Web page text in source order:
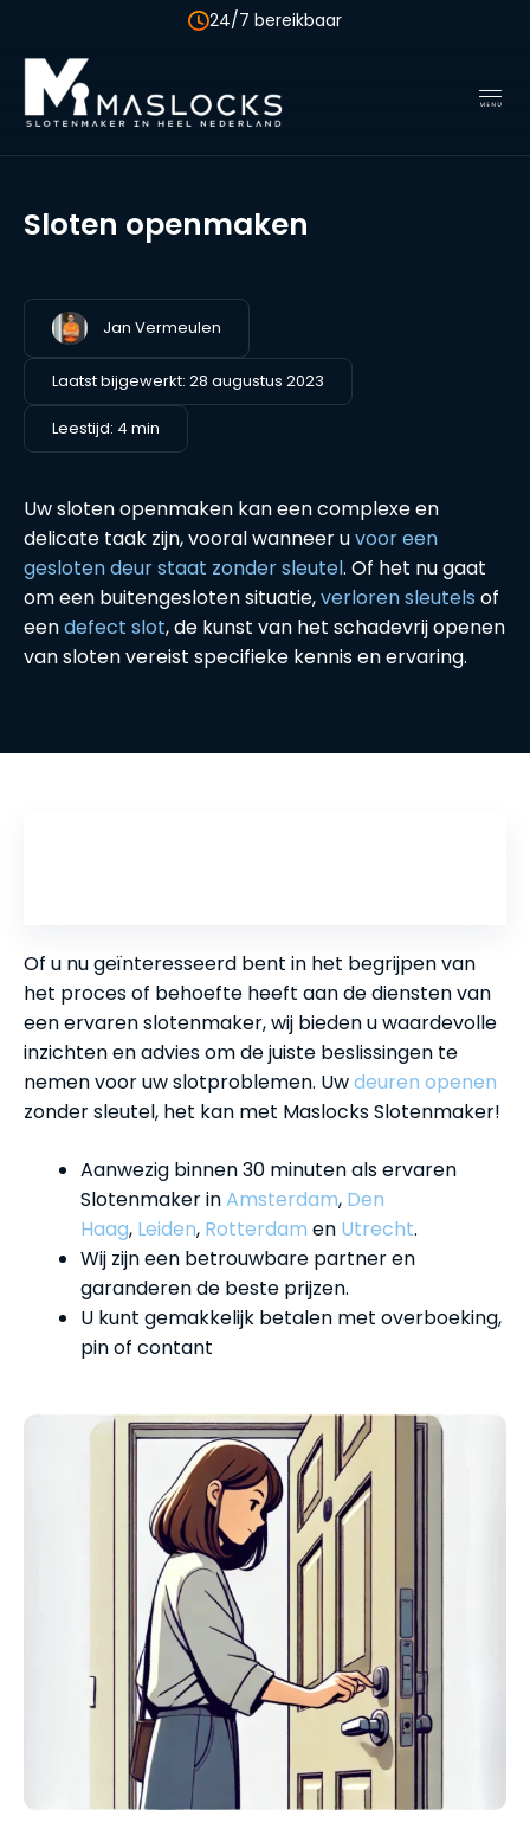
+31 850 041 533
Sloten openmaken
Jan Vermeulen
Laatst bijgewerkt: 28 augustus 2023
Leestijd: 4 min
Uw sloten openmaken kan een complexe en
delicate taak zijn, vooral wanneer uvoor een
gesloten deur staat zonder sleutel. Of het nu gaat
om een buitengesloten situatie,verloren sleutels of
eendefect slot, de kunst van het schadevrij openen
van sloten vereist specifieke kennis en ervaring.
Of u nu geïnteresseerd bent in het begrijpen van
het proces of behoefte heeft aan de diensten van
een ervaren slotenmaker, wij bieden u waardevolle
inzichten en advies om de juiste beslissingen te
nemen voor uw slotproblemen. Uwdeuren openen
zonder sleutel, het kan met Maslocks Slotenmaker!
Aanwezig binnen 30 minuten als ervaren
Slotenmaker inAmsterdam, Den
Haag, Leiden, Rotterdam en Utrecht.
Wij zijn een betrouwbare partner en
garanderen de beste prijzen.
U kunt gemakkelijk betalen met overboeking,
pin of contant